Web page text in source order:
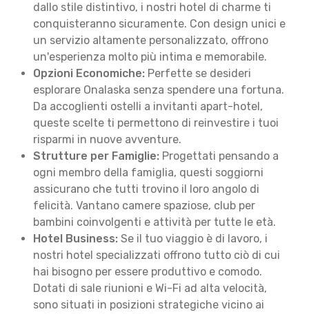
dallo stile distintivo, i nostri hotel di charme ti
conquisteranno sicuramente. Con design unici e
un servizio altamente personalizzato, offrono
un'esperienza molto più intima e memorabile.
Opzioni Economiche: Perfette se desideri
esplorare Onalaska senza spendere una fortuna.
Da accoglienti ostelli a invitanti apart-hotel,
queste scelte ti permettono di reinvestire i tuoi
risparmi in nuove avventure.
Strutture per Famiglie: Progettati pensando a
ogni membro della famiglia, questi soggiorni
assicurano che tutti trovino il loro angolo di
felicità. Vantano camere spaziose, club per
bambini coinvolgenti e attività per tutte le età.
Hotel Business: Se il tuo viaggio è di lavoro, i
nostri hotel specializzati offrono tutto ciò di cui
hai bisogno per essere produttivo e comodo.
Dotati di sale riunioni e Wi-Fi ad alta velocità,
sono situati in posizioni strategiche vicino ai